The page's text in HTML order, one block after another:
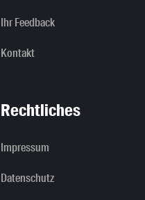
Ihr Feedback
Kontakt
Rechtliches
Impressum
Datenschutz